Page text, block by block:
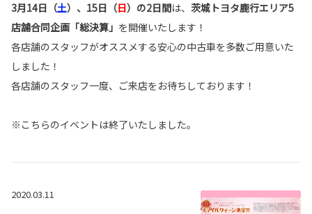
3月14日（土）、15日（日）の2日間は、 茨城トヨタ鹿行エリア5
店舗合同企画「総決算」 を開催いたします！
各店舗のスタッフがオススメする安心の中古車を多数ご用意いた
しました！
各店舗のスタッフ一度、ご来店をお待ちしております！
※こちらのイベントは終了いたしました。
2020.03.11